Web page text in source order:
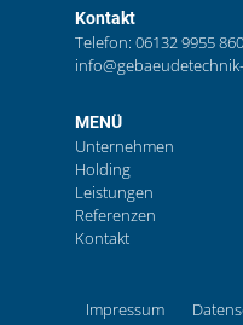
Kontakt
Telefon: 06132 9955 860
MENÜ
Unternehmen
Holding
Leistungen
Referenzen
Kontakt
Impressum